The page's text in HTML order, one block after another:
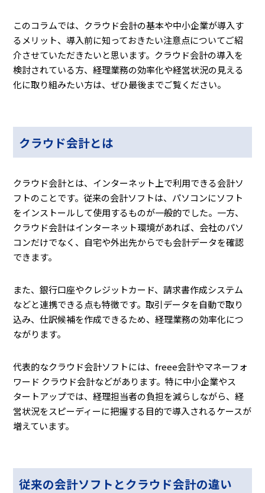
このコラムでは、クラウド会計の基本や中小企業が導入す
るメリット、導入前に知っておきたい注意点についてご紹
介させていただきたいと思います。クラウド会計の導入を
検討されている方、経理業務の効率化や経営状況の見える
化に取り組みたい方は、ぜひ最後までご覧ください。
クラウド会計とは
クラウド会計とは、インターネット上で利用できる会計ソ
フトのことです。従来の会計ソフトは、パソコンにソフト
をインストールして使用するものが一般的でした。一方、
クラウド会計はインターネット環境があれば、会社のパソ
コンだけでなく、自宅や外出先からでも会計データを確認
できます。
また、銀行口座やクレジットカード、請求書作成システム
などと連携できる点も特徴です。取引データを自動で取り
込み、仕訳候補を作成できるため、経理業務の効率化につ
ながります。
代表的なクラウド会計ソフトには、freee会計やマネーフォ
ワード クラウド会計などがあります。特に中小企業やス
タートアップでは、経理担当者の負担を減らしながら、経
営状況をスピーディーに把握する目的で導入されるケースが
増えています。
従来の会計ソフトとクラウド会計の違い